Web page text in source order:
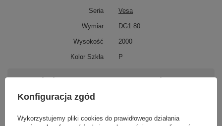
Seria Vesa
Wymiar DG1 80
Wysokość 2000
Kolor Szkła P
Potrzebujesz pomocy? Masz pytania?
Zadaj pytanie a my odpowiemy niezwłocznie,
najciekawsze pytania i odpowiedzi publikując
Konfiguracja zgód
Wykorzystujemy pliki cookies do prawidłowego działania